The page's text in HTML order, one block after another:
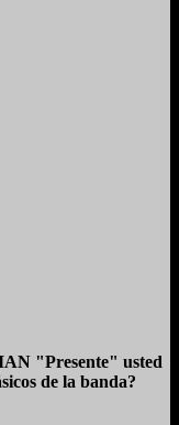
"Presente" usted
de la banda?